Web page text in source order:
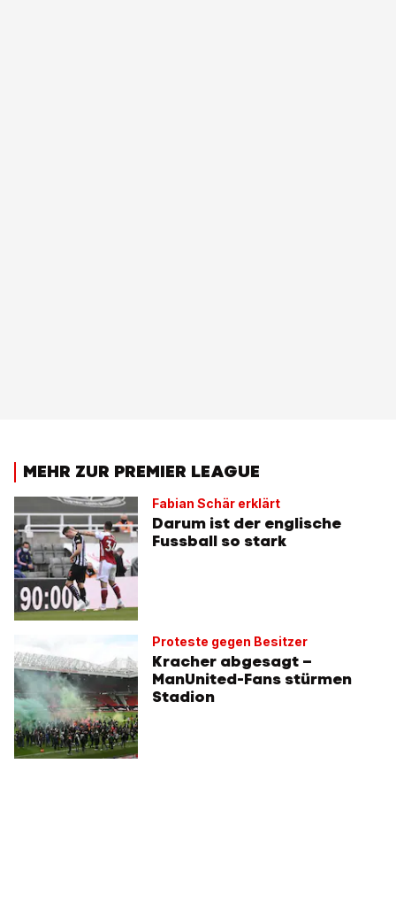
MEHR ZUR PREMIER LEAGUE
Fabian Schär erklärt
Darum ist der englische
Fussball so stark
Proteste gegen Besitzer
Kracher abgesagt –
ManUnited-Fans stürmen
Stadion